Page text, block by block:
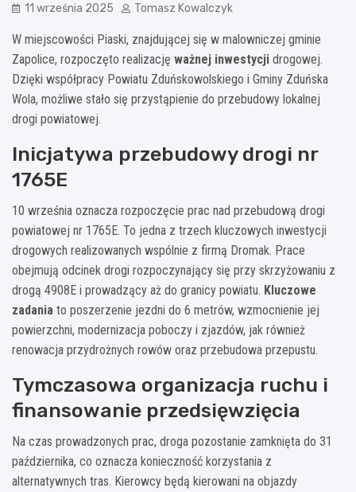
11 września 2025 Tomasz Kowalczyk
W miejscowości Piaski, znajdującej się w malowniczej gminie
Zapolice, rozpoczęto realizację ważnej inwestycji drogowej.
Dzięki współpracy Powiatu Zduńskowolskiego i Gminy Zduńska
Wola, możliwe stało się przystąpienie do przebudowy lokalnej
drogi powiatowej.
Inicjatywa przebudowy drogi nr
1765E
10 września oznacza rozpoczęcie prac nad przebudową drogi
powiatowej nr 1765E. To jedna z trzech kluczowych inwestycji
drogowych realizowanych wspólnie z firmą Dromak. Prace
obejmują odcinek drogi rozpoczynający się przy skrzyżowaniu z
drogą 4908E i prowadzący aż do granicy powiatu. Kluczowe
zadania to poszerzenie jezdni do 6 metrów, wzmocnienie jej
powierzchni, modernizacja poboczy i zjazdów, jak również
renowacja przydrożnych rowów oraz przebudowa przepustu.
Tymczasowa organizacja ruchu i
finansowanie przedsięwzięcia
Na czas prowadzonych prac, droga pozostanie zamknięta do 31
października, co oznacza konieczność korzystania z
alternatywnych tras. Kierowcy będą kierowani na objazdy